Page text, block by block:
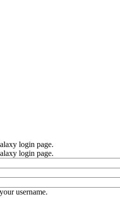
login page.
login page.
username.